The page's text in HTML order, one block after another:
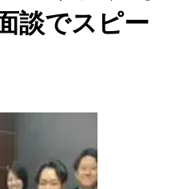
談でスピー